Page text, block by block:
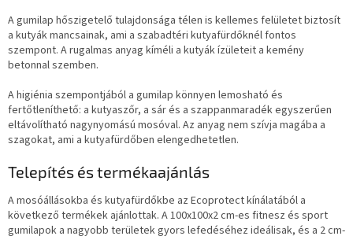
A gumilap hőszigetelő tulajdonsága télen is kellemes felületet biztosít
a kutyák mancsainak, ami a szabadtéri kutyafürdőknél fontos
szempont. A rugalmas anyag kíméli a kutyák ízületeit a kemény
betonnal szemben.
A higiénia szempontjából a gumilap könnyen lemosható és
fertőtleníthető: a kutyaszőr, a sár és a szappanmaradék egyszerűen
eltávolítható nagynyomású mosóval. Az anyag nem szívja magába a
szagokat, ami a kutyafürdőben elengedhetetlen.
Telepítés és termékaajánlás
A mosóállásokba és kutyafürdőkbe az Ecoprotect kínálatából a
következő termékek ajánlottak. A 100x100x2 cm-es fitnesz és sport
gumilapok a nagyobb területek gyors lefedéséhez ideálisak, és a 2 cm-